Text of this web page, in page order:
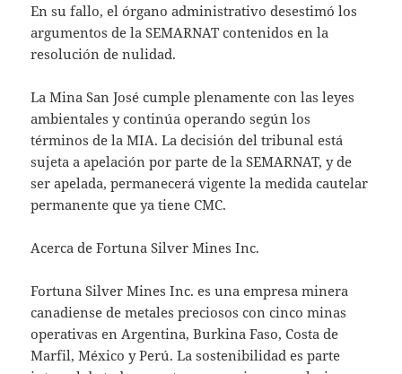
En su fallo, el órgano administrativo desestimó los
argumentos de la SEMARNAT contenidos en la
resolución de nulidad.
La Mina San José cumple plenamente con las leyes
ambientales y continúa operando según los
términos de la MIA. La decisión del tribunal está
sujeta a apelación por parte de la SEMARNAT, y de
ser apelada, permanecerá vigente la medida cautelar
permanente que ya tiene CMC.
Acerca de Fortuna Silver Mines Inc.
Fortuna Silver Mines Inc. es una empresa minera
canadiense de metales preciosos con cinco minas
operativas en Argentina, Burkina Faso, Costa de
Marfil, México y Perú. La sostenibilidad es parte